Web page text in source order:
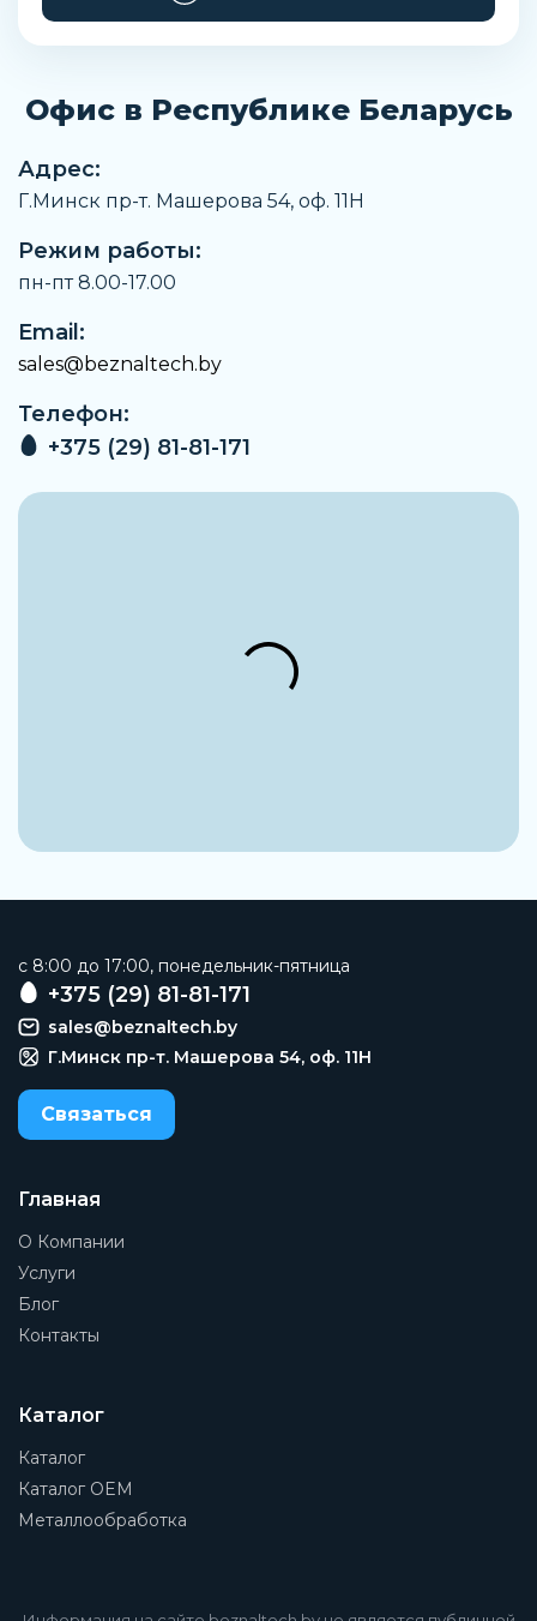
Артикул
Производитель
Наименование
Насосная станция
Офис в Республике Беларусь
Адрес:
Г.Минск пр-т. Машерова 54, оф. 11H
Режим работы:
пн-пт 8.00-17.00
Email:
sales@beznaltech.by
Телефон:
+375 (29) 81-81-171
c 8:00 до 17:00, понедельник-пятница
+375 (29) 81-81-171
sales@beznaltech.by
Г.Минск пр-т. Машерова 54, оф. 11H
Связаться
Главная
О Компании
Услуги
Блог
Контакты
Каталог
Каталог
Каталог OEM
Металлообработка